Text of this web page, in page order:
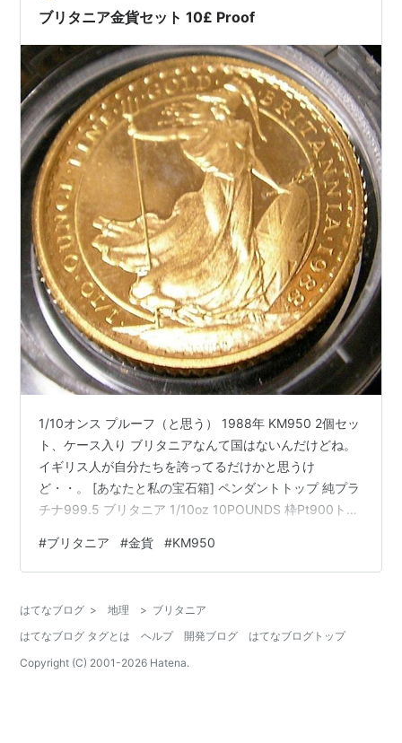
1/240、…
ブリタニア金貨セット 10£ Proof
1/10オンス プルーフ（と思う） 1988年 KM950 2個セッ
ト、ケース入り ブリタニアなんて国はないんだけどね。
イギリス人が自分たちを誇ってるだけかと思うけ
ど・・。 [あなたと私の宝石箱] ペンダントトップ 純プラ
チナ999.5 ブリタニア 1/10oz 10POUNDS 枠Pt900トッ
Amazon
#ブリタニア #金貨 #KM950
はてなブログ > 地理 > ブリタニア
はてなブログ タグとは
ヘルプ 開発ブログ
はてなブログトップ
Copyright (C) 2001-2026 Hatena.